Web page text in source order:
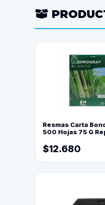
Resmas Carta
500 Hojas 75 G
$12.680